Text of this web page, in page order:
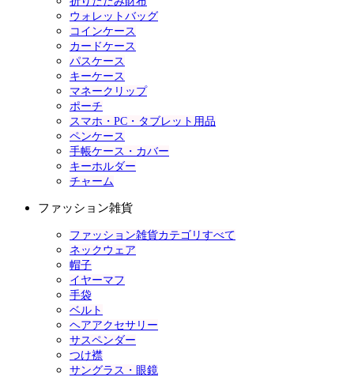
ウォレットバッグ
コインケース
カードケース
パスケース
キーケース
マネークリップ
ポーチ
スマホ・PC・タブレット用品
ペンケース
手帳ケース・カバー
キーホルダー
チャーム
ファッション雑貨
ファッション雑貨カテゴリすべて
ネックウェア
帽子
イヤーマフ
手袋
ベルト
ヘアアクセサリー
サスペンダー
つけ襟
サングラス・眼鏡